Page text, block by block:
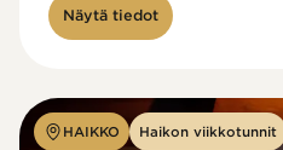
Näytä tiedot
HAIKKO Haikon viikkotunnit